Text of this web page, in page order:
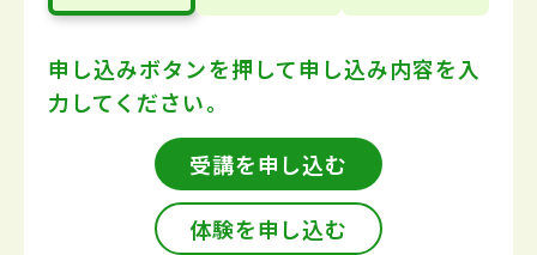
申し込みボタンを押して申し込み内容を入
力してください。
受講を申し込む
体験を申し込む